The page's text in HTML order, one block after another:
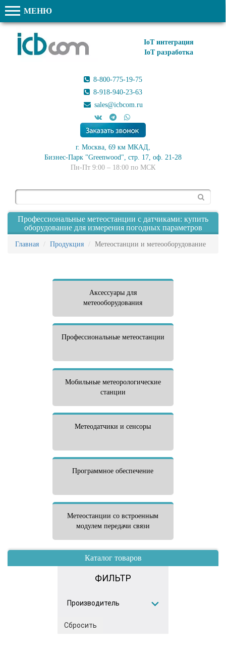
МЕНЮ
IoT интеграция
IoT разработка
8-800-775-19-75
8-918-940-23-63
sales@icbcom.ru
г. Москва, 69 км МКАД,
Бизнес-Парк "Greenwood", стр. 17, оф. 21-28
Пн-Пт 9:00 – 18:00 по МСК
Профессиональные метеостанции с датчиками: купить
оборудование для измерения погодных параметров
Главная Продукция Метеостанции и метеооборудование
Аксессуары для
метеооборудования
Профессиональные метеостанции
Мобильные метеорологические
станции
Метеодатчики и сенсоры
Программное обеспечение
Метеостанции со встроенным
модулем передачи связи
Каталог товаров
ФИЛЬТР
Производитель
ICBCOM
Сбросить